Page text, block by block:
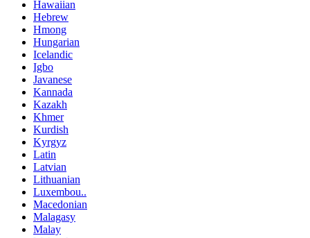
Hawaiian
Hebrew
Hmong
Hungarian
Icelandic
Igbo
Javanese
Kannada
Kazakh
Khmer
Kurdish
Kyrgyz
Latin
Latvian
Lithuanian
Luxembou..
Macedonian
Malagasy
Malay